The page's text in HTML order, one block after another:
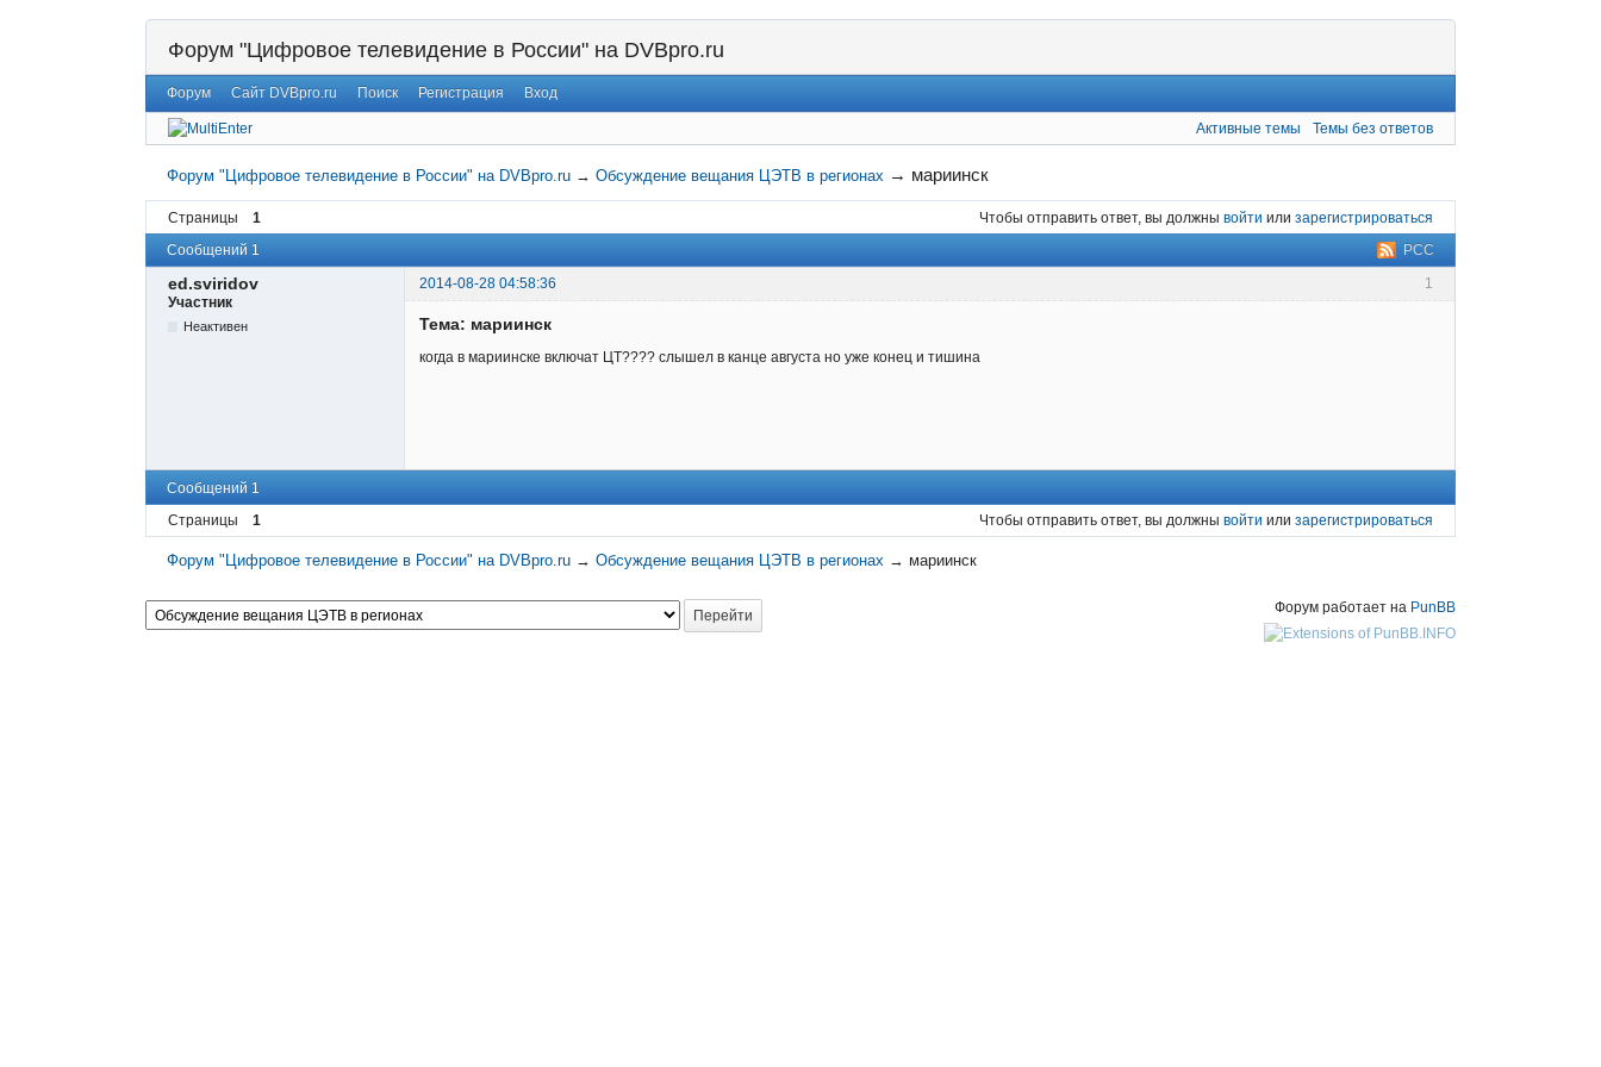
Форум "Цифровое телевидение в России" на DVBpro.ru
Форум Сайт DVBpro.ru Поиск Регистрация Вход
Активные темы Темы без ответов
Форум "Цифровое телевидение в России" на DVBpro.ru →Обсуждение вещания ЦЭТВ в регионах → мариинск
Страницы 1 Чтобы отправить ответ, вы должны войти или зарегистрироваться
РСС
Сообщений 1
1
ed.sviridov
2014-08-28 04:58:36
Участник
Неактивен Тема: мариинск
когда в мариинске включат ЦТ???? слышел в канце августа но уже конец и тишина
Сообщений 1
Страницы
1 Чтобы отправить ответ, вы должны войти или зарегистрироваться
Форум "Цифровое телевидение в России" на DVBpro.ru →Обсуждение вещания ЦЭТВ в регионах → мариинск
Форум работает на PunBB